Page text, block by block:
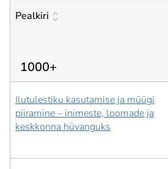
Pealkiri
1000+
Ilutulestiku kasutamise ja müügi
piiramine – inimeste, loomade ja
keskkonna hüvanguks